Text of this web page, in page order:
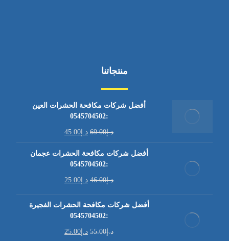
منتجاتنا
أفضل شركات مكافحة الحشرات العين
:0545704502
د.إ69.00 د.إ 45.00
أفضل شركات مكافحة الحشرات عجمان
:0545704502
د.إ46.00 د.إ 25.00
أفضل شركات مكافحة الحشرات الفجيرة
:0545704502
د.إ55.00 د.إ 25.00